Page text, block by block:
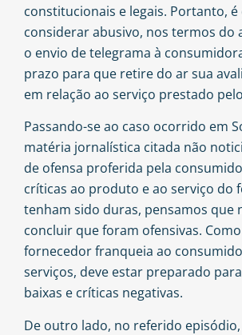
constitucionais e legais. Portanto, é
considerar abusivo, nos termos do
o envio de telegrama à
prazo para que retire do ar sua
em relação ao serviço prestado
Passando-se ao caso ocorrido em
matéria jornalística citada não
de ofensa proferida pela
críticas ao produto e ao serviço do
tenham sido duras, pensamos que
concluir que foram ofensivas.
fornecedor franqueia ao
serviços, deve estar preparado
baixas e críticas negativas.
De outro lado, no referido